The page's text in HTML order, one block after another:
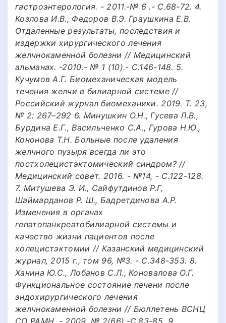
гастроэнтерология. - 2011.-№ 6 .- С.68-72. 4.
Козлова И.В., Федоров В.Э. Граушкина Е.В.
Отдаленные результаты, последствия и
издержки хирургического лечения
желчнокаменной болезни // Медицинский
альманах. -2010.- № 1 (10).- С.146-148. 5.
Кучумов А.Г. Биомеханическая модель
течения желчи в билиарной системе //
Российский журнал биомеханики. 2019. Т. 23,
№ 2: 267–292 6. Минушкин О.Н., Гусева Л.В.,
Бурдина Е.Г., Васильченко С.А., Гурова Н.Ю.,
Кононова Т.Н. Больные после удаления
желчного пузыря всегда ли это
постхолецистэктомический синдром? //
Медицинский совет. 2016. - №14, - С.122-128.
7. Митушева Э. И., Сайфутдинов Р.Г,
Шаймарданов Р. Ш., Бадретдинова А.Р.
Изменения в органах
гепатопанкреатобилиарной системы и
качество жизни пациентов после
холецистэктомии // Казанский медицинский
журнал, 2015 г., том 96, №3. - С.348-353. 8.
Ханина Ю.С., Лобанов С.Л., Коновалова О.Г.
Функциональное состояние печени после
эндохирургического лечения
желчнокаменной болезни // Бюллетень ВСНЦ
СО РАМН. - 2009, № 2(66).-С.83-85. 9.